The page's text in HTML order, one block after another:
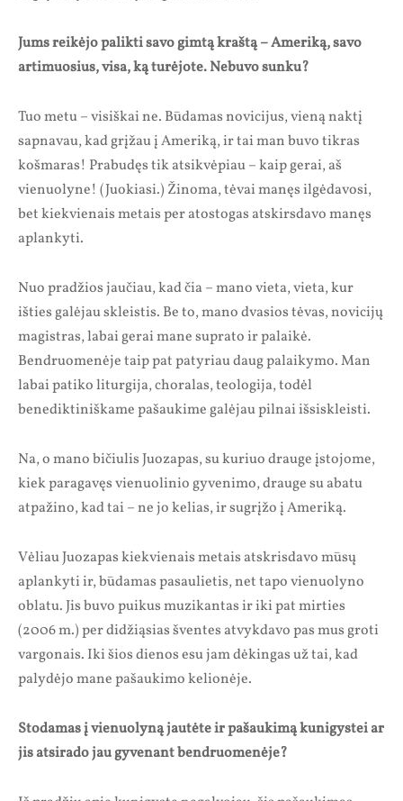
Jums reikėjo palikti savo gimtą kraštą – Ameriką, savo
artimuosius, visa, ką turėjote. Nebuvo sunku?
Tuo metu – visiškai ne. Būdamas novicijus, vieną naktį
sapnavau, kad grįžau į Ameriką, ir tai man buvo tikras
košmaras! Prabudęs tik atsikvėpiau – kaip gerai, aš
vienuolyne! (Juokiasi.) Žinoma, tėvai manęs ilgėdavosi,
bet kiekvienais metais per atostogas atskirsdavo manęs
aplankyti.
Nuo pradžios jaučiau, kad čia – mano vieta, vieta, kur
išties galėjau skleistis. Be to, mano dvasios tėvas, novicijų
magistras, labai gerai mane suprato ir palaikė.
Bendruomenėje taip pat patyriau daug palaikymo. Man
labai patiko liturgija, choralas, teologija, todėl
benediktiniškame pašaukime galėjau pilnai išsiskleisti.
Na, o mano bičiulis Juozapas, su kuriuo drauge įstojome,
kiek paragavęs vienuolinio gyvenimo, drauge su abatu
atpažino, kad tai – ne jo kelias, ir sugrįžo į Ameriką.
Vėliau Juozapas kiekvienais metais atskrisdavo mūsų
aplankyti ir, būdamas pasaulietis, net tapo vienuolyno
oblatu. Jis buvo puikus muzikantas ir iki pat mirties
(2006 m.) per didžiąsias šventes atvykdavo pas mus groti
vargonais. Iki šios dienos esu jam dėkingas už tai, kad
palydėjo mane pašaukimo kelionėje.
Stodamas į vienuolyną jautėte ir pašaukimą kunigystei ar
jis atsirado jau gyvenant bendruomenėje?